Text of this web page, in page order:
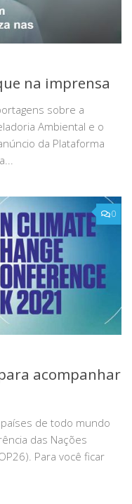
na imprensa
sobre a
Ambiental e o
da Plataforma
0
acompanhar
de todo mundo
das Nações
Para você ficar